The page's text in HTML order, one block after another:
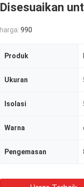
Disesuaikan
harga: 990
Produk
Ukuran
Isolasi
Warna
Pengemasan